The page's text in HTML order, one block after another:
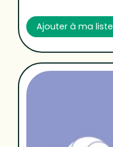
Ajouter à ma liste